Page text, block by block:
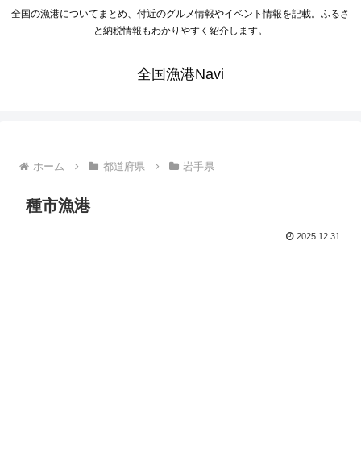
全国の漁港についてまとめ、付近のグルメ情報やイベント情報を記載。ふるさ
と納税情報もわかりやすく紹介します。
全国漁港Navi
ホーム 都道府県 岩手県
種市漁港
2025.12.31